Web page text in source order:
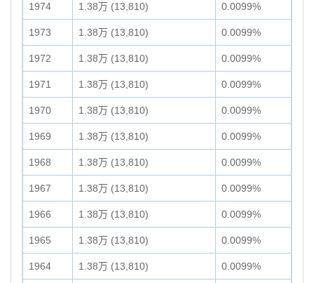
1974 1.38万 (13,810) 0.0099%
1973 1.38万 (13,810) 0.0099%
1972 1.38万 (13,810) 0.0099%
1971 1.38万 (13,810) 0.0099%
1970 1.38万 (13,810) 0.0099%
1969 1.38万 (13,810) 0.0099%
1968 1.38万 (13,810) 0.0099%
1967 1.38万 (13,810) 0.0099%
1966 1.38万 (13,810) 0.0099%
1965 1.38万 (13,810) 0.0099%
1964 1.38万 (13,810) 0.0099%